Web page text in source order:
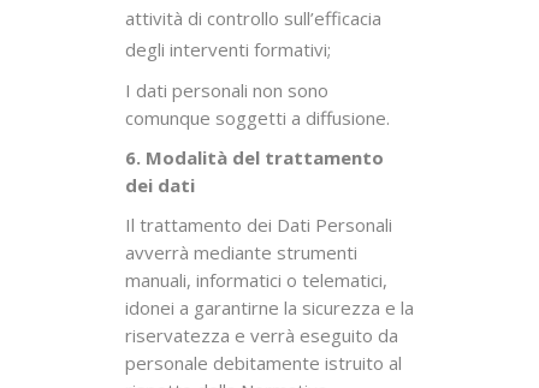
attività di controllo sull’efficacia
degli interventi formativi;
I dati personali non sono
comunque soggetti a diffusione.
6. Modalità del trattamento
dei dati
Il trattamento dei Dati Personali
avverrà mediante strumenti
manuali, informatici o telematici,
idonei a garantirne la sicurezza e la
riservatezza e verrà eseguito da
personale debitamente istruito al